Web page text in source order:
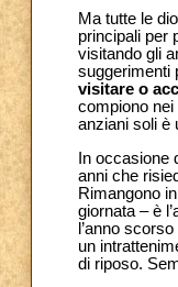
Ma tutte le
principali per
visitando gli
suggerimenti
visitare o
compiono
anziani soli è
In occasione
anni che
Rimangono
giornata – è
l’anno
un
di riposo.